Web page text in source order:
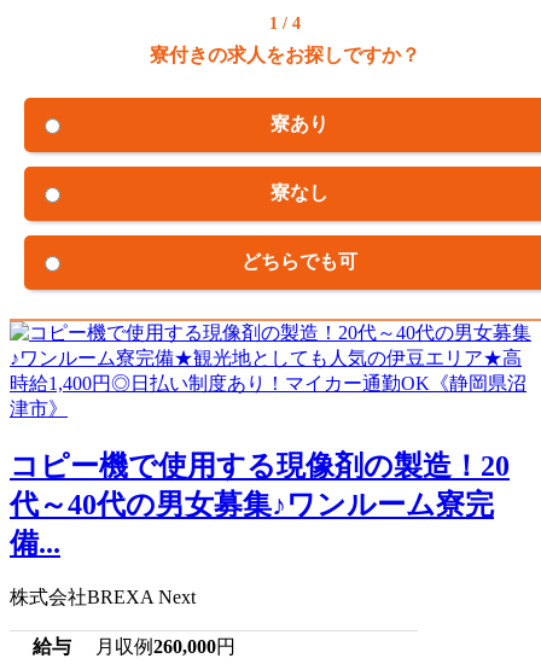
1 / 4
寮付きの求人をお探しですか？
寮あり
寮なし
どちらでも可
コピー機で使用する現像剤の製造！20
代～40代の男女募集♪ワンルーム寮完
備...
株式会社BREXA Next
給与 月収例260,000円